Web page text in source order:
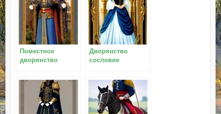
Поместное
дворянство
Дворянство
сословие